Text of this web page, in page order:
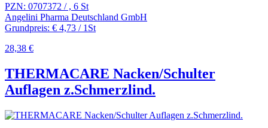
PZN: 0707372 / , 6 St
Angelini Pharma Deutschland GmbH
Grundpreis: € 4,73 / 1St
28,38 €
THERMACARE Nacken/Schulter
Auflagen z.Schmerzlind.